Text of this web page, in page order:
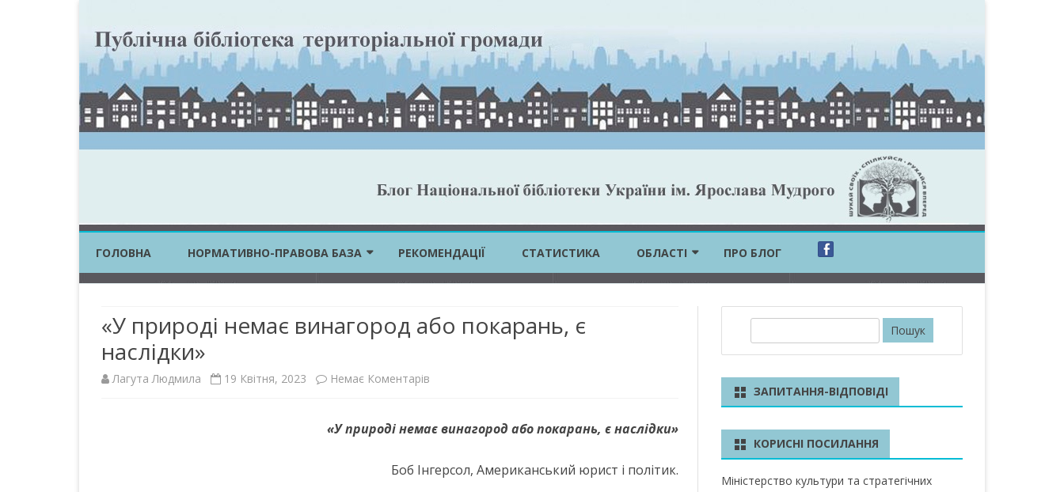
to
ГОЛОВНА НОРМАТИВНО-ПРАВОВА БАЗА
ПОСТАНОВИ КМУ
НАКАЗИ ЦОВВ
ІНШІ НПА
РЕКОМЕНДАЦІЇ СТАТИСТИКА ОБЛАСТІ
ДНІПРОПЕТРОВСЬКА ОБЛАСТЬ
ДОНЕЦЬКА ОБЛАСТЬ
ЗАКАРПАТСЬКА ОБЛАСТЬ
ЗАПОРІЗЬКА ОБЛАСТЬ
ПРО БЛОГ
«У природі немає винагород або покарань, є
наслідки»
Лагута Людмила 19 Квітня, 2023 Немає Коментарів
природі
«У природі немає винагород або покарань, є наслідки»
Боб Інгерсол, Американський юрист і політик.
к
ЗАПИТАННЯ-ВІДПОВІДІ
КОРИСНІ ПОСИЛАННЯ
Міністерство культури та стратегічних